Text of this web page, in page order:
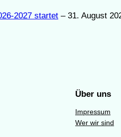
2027 startet – 31. August
Über uns
Impressum
Wer wir sind